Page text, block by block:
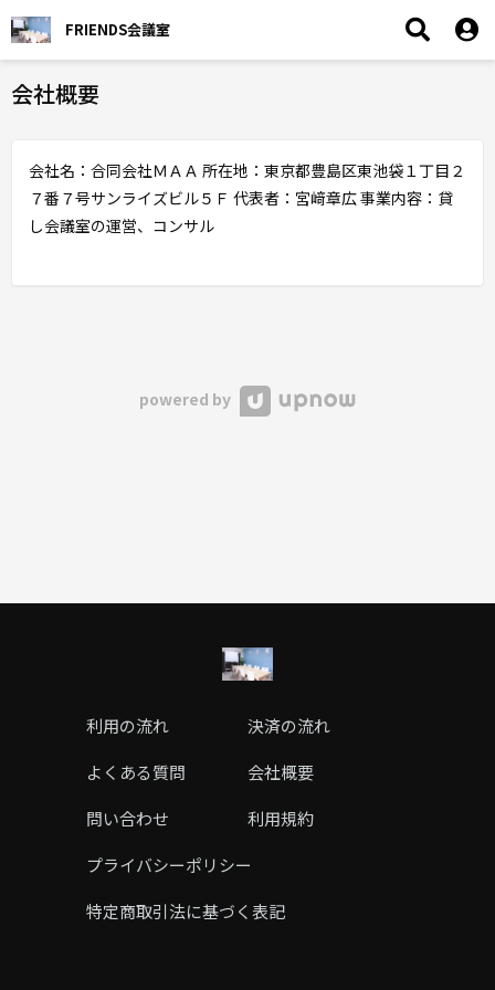
FRIENDS会議室
会社概要
会社名：合同会社ＭＡＡ 所在地：東京都豊島区東池袋１丁目２
７番７号サンライズビル５Ｆ 代表者：宮﨑章広 事業内容：貸
し会議室の運営、コンサル
powered by
利用の流れ
決済の流れ
よくある質問
会社概要
問い合わせ
利用規約
プライバシーポリシー
特定商取引法に基づく表記